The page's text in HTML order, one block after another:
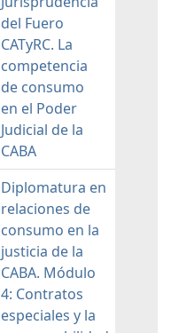
del Fuero
CATyRC. La
competencia
de consumo
en el Poder
Judicial de la
CABA
Diplomatura en
relaciones de
consumo en la
justicia de la
CABA. Módulo
4: Contratos
especiales y la